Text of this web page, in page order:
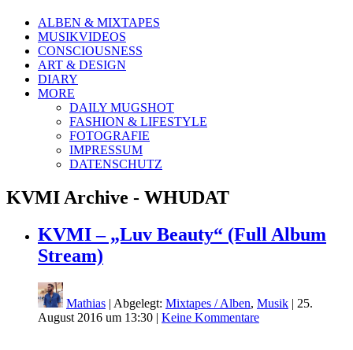
ALBEN & MIXTAPES
MUSIKVIDEOS
CONSCIOUSNESS
ART & DESIGN
DIARY
MORE
DAILY MUGSHOT
FASHION & LIFESTYLE
FOTOGRAFIE
IMPRESSUM
DATENSCHUTZ
KVMI Archive - WHUDAT
KVMI – „Luv Beauty“ (Full Album
Stream)
Mathias | Abgelegt: Mixtapes / Alben, Musik | 25.
August 2016 um 13:30 | Keine Kommentare